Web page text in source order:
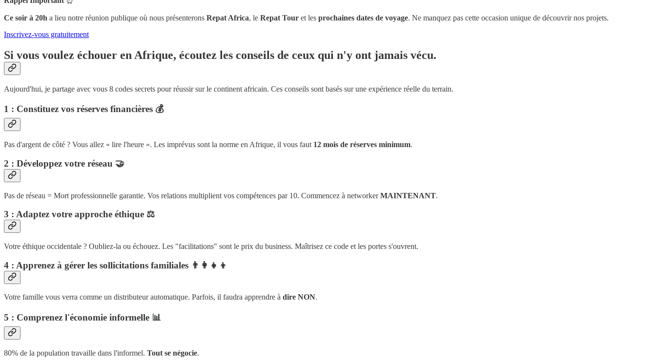
Ce soir à 20h a lieu notre réunion publique où nous présenterons Repat Africa, le Repat Tour et les prochaines dates de voyage. Ne manquez pas cette occasion unique de découvrir nos projets.
Inscrivez-vous gratuitement
Si vous voulez échouer en Afrique, écoutez les conseils de ceux qui n'y ont jamais vécu.
Aujourd'hui, je partage avec vous 8 codes secrets pour réussir sur le continent africain. Ces conseils sont basés sur une expérience réelle du terrain.
1 : Constituez vos réserves financières 💰
Pas d'argent de côté ? Vous allez « lire l'heure ». Les imprévus sont la norme en Afrique, il vous faut 12 mois de réserves minimum.
2 : Développez votre réseau 🤝
Pas de réseau = Mort professionnelle garantie. Vos relations multiplient vos compétences par 10. Commencez à networkerMAINTENANT.
3 : Adaptez votre approche éthique ⚖️
Votre éthique occidentale ? Oubliez-la ou échouez. Les "facilitations" sont le prix du business. Maîtrisez ce code et les portes s'ouvrent.
4 : Apprenez à gérer les sollicitations familiales 👨‍👩‍👧‍👦
Votre famille vous verra comme un distributeur automatique. Parfois, il faudra apprendre à dire NON.
5 : Comprenez l'économie informelle 📊
80% de la population travaille dans l'informel. Tout se négocie.